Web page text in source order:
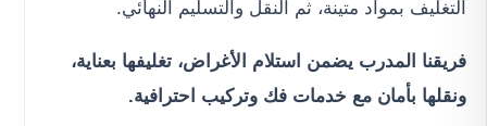
التغليف بمواد متينة، ثم النقل والتسليم النهائي.
فريقنا المدرب يضمن استلام الأغراض، تغليفها بعناية،
ونقلها بأمان مع خدمات فك وتركيب احترافية.